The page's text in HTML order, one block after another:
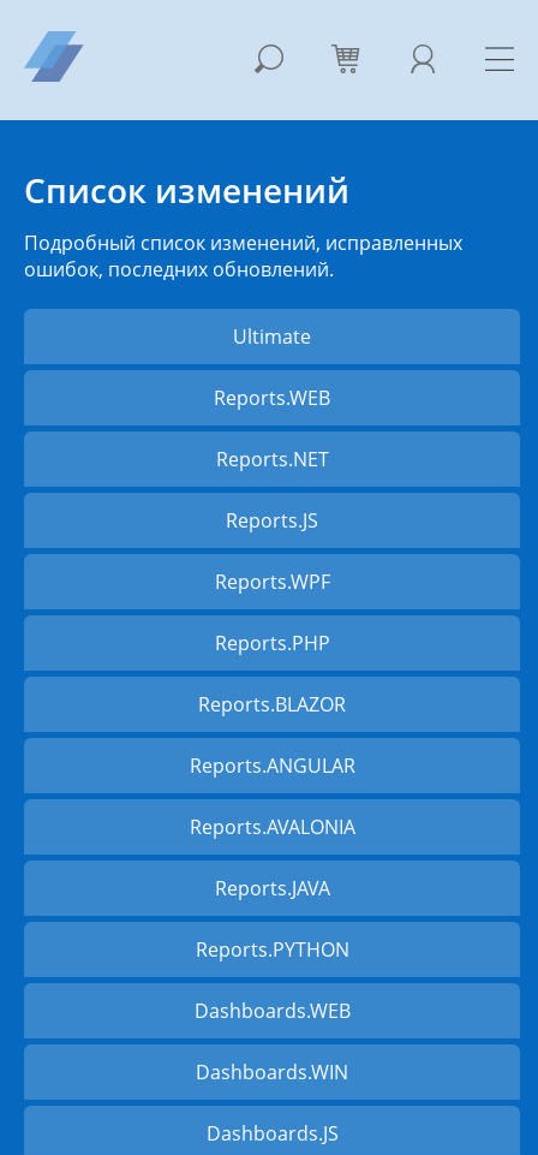
Список изменений
Подробный список изменений, исправленных
ошибок, последних обновлений.
Ultimate
Reports.WEB
Reports.NET
Reports.JS
Reports.WPF
Reports.PHP
Reports.BLAZOR
Reports.ANGULAR
Reports.AVALONIA
Reports.JAVA
Reports.PYTHON
Dashboards.WEB
Dashboards.WIN
Dashboards.JS